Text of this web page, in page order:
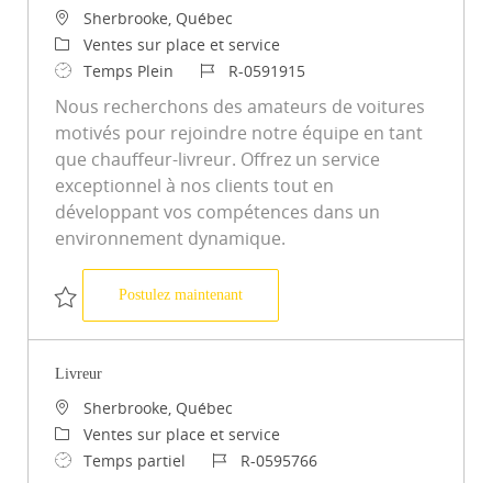
Emplacement
Sherbrooke, Québec
Catégorie
Ventes sur place et service
Type d’emploi
Temps Plein ID du poste
R-0591915
Nous recherchons des amateurs de voitures
motivés pour rejoindre notre équipe en tant
que chauffeur-livreur. Offrez un service
exceptionnel à nos clients tout en
développant vos compétences dans un
environnement dynamique.
Sauvegarder Livreur R-0591915
Postulez maintenantLivreur
Livreur
Emplacement
Sherbrooke, Québec
Catégorie
Ventes sur place et service
Type d’emploi
Temps partiel ID du poste
R-0595766